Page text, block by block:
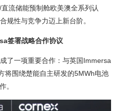
流储能预制舱欧美澳全系列认
规性与竞争力迈上新台阶。
签署战略合作协议
一项重要合作：与英国Immersa
将围绕楚能自主研发的5MWh电池
。